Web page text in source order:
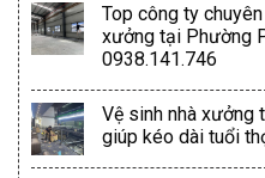
Top công ty
xưởng tại Phường
0938.141.746
Vệ sinh nhà xưởng
giúp kéo dài tuổi